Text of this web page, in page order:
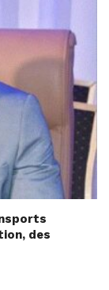
des